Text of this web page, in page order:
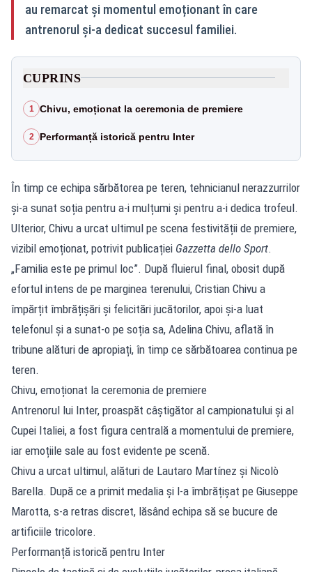
au remarcat și momentul emoționant în care
antrenorul și-a dedicat succesul familiei.
CUPRINS
1 Chivu, emoționat la ceremonia de premiere
2 Performanță istorică pentru Inter
În timp ce echipa sărbătorea pe teren, tehnicianul nerazzurrilor
și-a sunat soția pentru a-i mulțumi și pentru a-i dedica trofeul.
Ulterior, Chivu a urcat ultimul pe scena festivității de premiere,
vizibil emoționat, potrivit publicației Gazzetta dello Sport.
„Familia este pe primul loc”. După fluierul final, obosit după
efortul intens de pe marginea terenului, Cristian Chivu a
împărțit îmbrățișări și felicitări jucătorilor, apoi și-a luat
telefonul și a sunat-o pe soția sa, Adelina Chivu, aflată în
tribune alături de apropiați, în timp ce sărbătoarea continua pe
teren.
Chivu, emoționat la ceremonia de premiere
Antrenorul lui Inter, proaspăt câștigător al campionatului și al
Cupei Italiei, a fost figura centrală a momentului de premiere,
iar emoțiile sale au fost evidente pe scenă.
Chivu a urcat ultimul, alături de Lautaro Martínez și Nicolò
Barella. După ce a primit medalia și l-a îmbrățișat pe Giuseppe
Marotta, s-a retras discret, lăsând echipa să se bucure de
artificiile tricolore.
Performanță istorică pentru Inter